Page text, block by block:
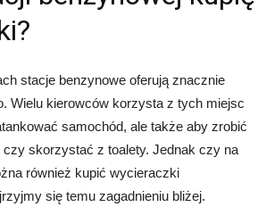
stacje benzynowe oferują znacznie
Wielu kierowców korzysta z tych miejsc
samochód, ale także aby zrobić
czy skorzystać z toalety. Jednak czy na
również kupić wycieraczki
się temu zagadnieniu bliżej.